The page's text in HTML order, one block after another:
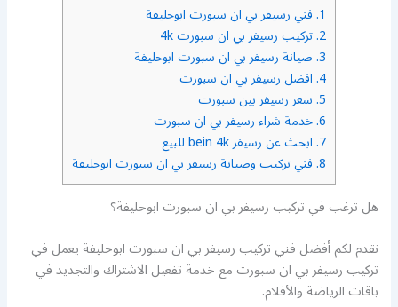
1. فني رسيفر بي ان سبورت ابوحليفة
2. تركيب رسيفر بي ان سبورت 4k
3. صيانة رسيفر بي ان سبورت ابوحليفة
4. افضل رسيفر بي ان سبورت
5. سعر رسيفر بين سبورت
6. خدمة شراء رسيفر بي ان سبورت
7. ابحث عن رسيفر bein 4k للبيع
8. فني تركيب وصيانة رسيفر بي ان سبورت ابوحليفة
هل ترغب في تركيب رسيفر بي ان سبورت ابوحليفة؟
نقدم لكم أفضل فني تركيب رسيفر بي ان سبورت ابوحليفة يعمل في
تركيب رسيفر بي ان سبورت مع خدمة تفعيل الاشتراك والتجديد في
باقات الرياضة والأفلام.